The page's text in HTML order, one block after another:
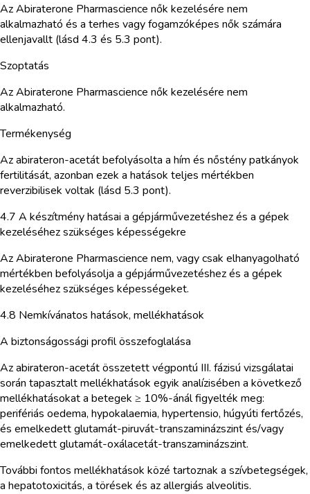
Az Abiraterone Pharmascience nők kezelésére nem
alkalmazható és a terhes vagy fogamzóképes nők számára
ellenjavallt (lásd 4.3 és 5.3 pont).
Szoptatás
Az Abiraterone Pharmascience nők kezelésére nem
alkalmazható.
Termékenység
Az abirateron-acetát befolyásolta a hím és nőstény patkányok
fertilitását, azonban ezek a hatások teljes mértékben
reverzibilisek voltak (lásd 5.3 pont).
4.7 A készítmény hatásai a gépjárművezetéshez és a gépek
kezeléséhez szükséges képességekre
Az Abiraterone Pharmascience nem, vagy csak elhanyagolható
mértékben befolyásolja a gépjárművezetéshez és a gépek
kezeléséhez szükséges képességeket.
4.8 Nemkívánatos hatások, mellékhatások
A biztonságossági profil összefoglalása
Az abirateron-acetát összetett végpontú III. fázisú vizsgálatai
során tapasztalt mellékhatások egyik analízisében a következő
mellékhatásokat a betegek ≥ 10%-ánál figyelték meg:
perifériás oedema, hypokalaemia, hypertensio, húgyúti fertőzés,
és emelkedett glutamát-piruvát-transzaminázszint és/vagy
emelkedett glutamát-oxálacetát-transzaminázszint.
További fontos mellékhatások közé tartoznak a szívbetegségek,
a hepatotoxicitás, a törések és az allergiás alveolitis.